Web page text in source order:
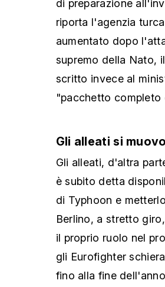
di preparazione
riporta l'agenzia
aumentato dopo
supremo della Nato,
scritto invece al
"pacchetto completo
Gli alleati si
Gli alleati, d'altra
è subito detta
di Typhoon e
Berlino, a stretto
il proprio ruolo nel
gli Eurofighter
fino alla fine